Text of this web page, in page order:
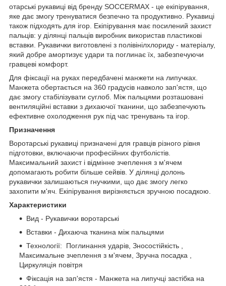
отарські рукавиці від бренду SOCCERMAX - це екіпірування,
яке дає змогу тренуватися безпечно та продуктивно. Рукавиці
також підходять для ігор. Екіпірування має посилений захист
пальців: у ділянці пальців виробник використав пластикові
вставки. Рукавички виготовлені з полівінілхлориду - матеріалу,
який добре амортизує удари та поглинає їх, забезпечуючи
гравцеві комфорт.
Для фіксації на руках передбачені манжети на липучках.
Манжета обертається на 360 градусів навколо зап'ястя, що
дає змогу стабілізувати суглоб. Між пальцями розташовані
вентиляційні вставки з дихаючої тканини, що забезпечують
ефективне охолодження рук під час тренувань та ігор.
Призначення
Воротарські рукавиці призначені для гравців різного рівня
підготовки, включаючи професійних футболістів.
Максимальний захист і відмінне зчеплення з м'ячем
допомагають робити більше сейвів. У ділянці долонь
рукавички залишаються гнучкими, що дає змогу легко
захопити м'яч. Екіпірування вирізняється зручною посадкою.
Характеристики
Вид - Рукавички воротарські
Вставки - Дихаюча тканина між пальцями
Технології: Поглинання ударів, Зносостійкість ,
Максимальне зчеплення з м'ячем, Зручна посадка ,
Циркуляція повітря
Фіксація на зап'ястя - Манжета на липучці застібка на